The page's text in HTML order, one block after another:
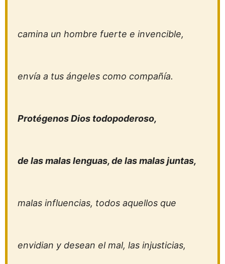
camina un hombre fuerte e invencible,
envía a tus ángeles como compañía.
Protégenos Dios todopoderoso,
de las malas lenguas, de las malas juntas,
malas influencias, todos aquellos que
envidian y desean el mal, las injusticias,